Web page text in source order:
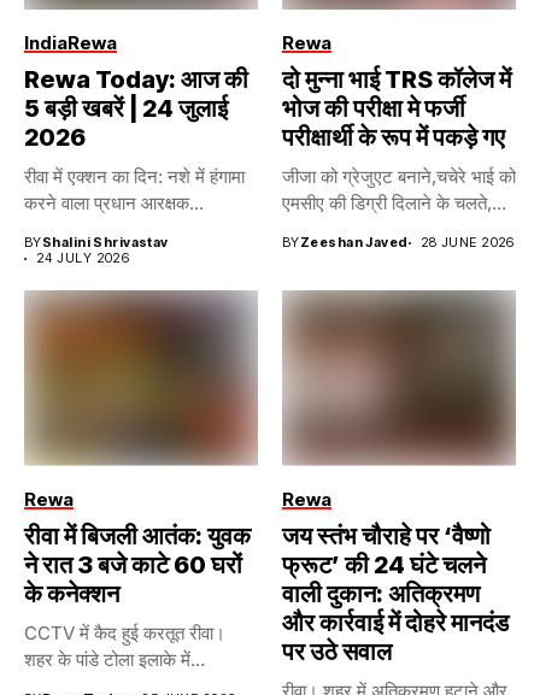
IndiaRewa
Rewa Today: आज की
5 बड़ी खबरें | 24 जुलाई
2026
रीवा में एक्शन का दिन: नशे में हंगामा
करने वाला प्रधान आरक्षक...
BYShalini Shrivastav
24 JULY 2026
Rewa
दो मुन्ना भाई TRS कॉलेज में
भोज की परीक्षा मे फर्जी
परीक्षार्थी के रूप में पकड़े गए
जीजा को ग्रेजुएट बनाने,चचेरे भाई को
एमसीए की डिग्री दिलाने के चलते,...
BYZeeshan Javed 28 JUNE 2026
Rewa
रीवा में बिजली आतंक: युवक
ने रात 3 बजे काटे 60 घरों
के कनेक्शन
CCTV में कैद हुई करतूत रीवा।
शहर के पांडे टोला इलाके में...
Rewa
जय स्तंभ चौराहे पर ‘वैष्णो
फ्रूट’ की 24 घंटे चलने
वाली दुकान: अतिक्रमण
और कार्रवाई में दोहरे मानदंड
पर उठे सवाल
रीवा। शहर में अतिक्रमण हटाने और